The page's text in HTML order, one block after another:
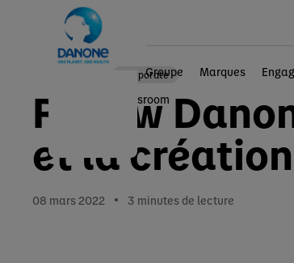
Groupe Marques
Newsroom
08 mars 2022 3 minutes de lecture
Renew
et la
Actualités corporate